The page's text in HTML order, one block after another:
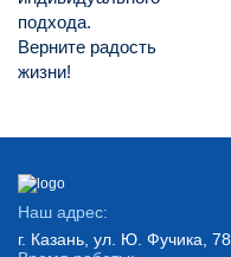
подхода.
Верните радость
жизни!
Наш адрес:
г. Казань, ул. Ю. Фучика, 78